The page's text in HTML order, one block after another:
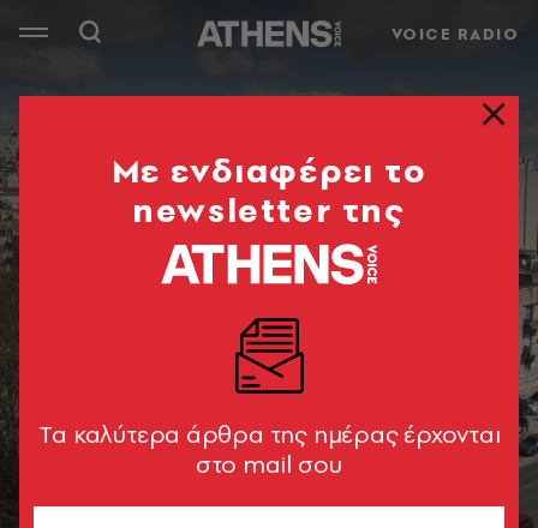
VOICE RADIO
Mε ενδιαφέρει το
newsletter της
Tα καλύτερα άρθρα της ημέρας έρχονται
στο mail σου